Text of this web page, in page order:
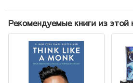
Рекомендуемые книги из этой